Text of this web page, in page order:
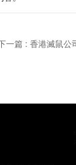
一篇 : 香港滅鼠公